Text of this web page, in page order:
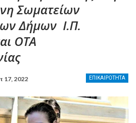
Σωματείων
Δήμων Ι.Π.
ΟΤΑ
ΕΠΙΚΑΙΡΟΤΗΤΑ
17, 2022